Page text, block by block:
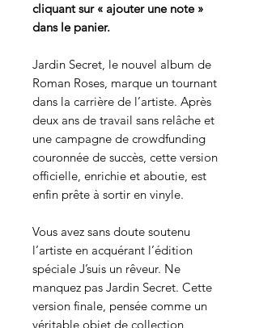
cliquant sur « ajouter une note »
dans le panier.
Jardin Secret, le nouvel album de
Roman Roses, marque un tournant
dans la carrière de l’artiste. Après
deux ans de travail sans relâche et
une campagne de crowdfunding
couronnée de succès, cette version
officielle, enrichie et aboutie, est
enfin prête à sortir en vinyle.
Vous avez sans doute soutenu
l’artiste en acquérant l’édition
spéciale J’suis un rêveur. Ne
manquez pas Jardin Secret. Cette
version finale, pensée comme un
véritable objet de collection,